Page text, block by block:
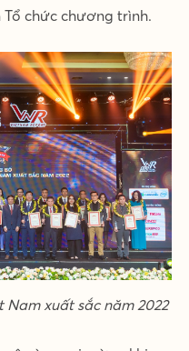
chức chương trình.
Nam xuất sắc năm 2022